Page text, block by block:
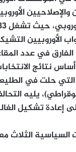
في عدد
نتائج
التي حلت في
يليه
إعادة تشكيل